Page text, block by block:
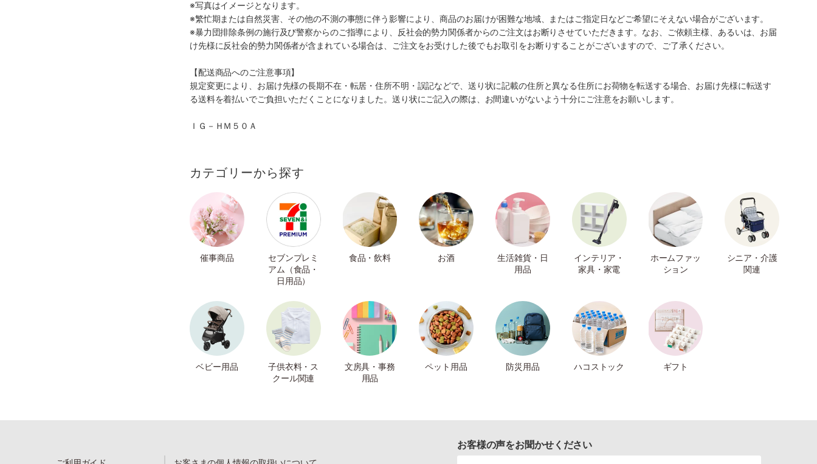
※写真はイメージとなります。
※繁忙期または自然災害、その他の不測の事態に伴う影響により、商品のお届けが困難な地域、またはご指定日などご希望にそえない場合がございます。
※暴力団排除条例の施行及び警察からのご指導により、反社会的勢力関係者からのご注文はお断りさせていただきます。なお、ご依頼主様、あるいは、お届
け先様に反社会的勢力関係者が含まれている場合は、ご注文をお受けした後でもお取引をお断りすることがございますので、ご了承ください。
【配送商品へのご注意事項】
規定変更により、お届け先様の長期不在・転居・住所不明・誤記などで、送り状に記載の住所と異なる住所にお荷物を転送する場合、お届け先様に転送す
る送料を着払いでご負担いただくことになりました。送り状にご記入の際は、お間違いがないよう十分にご注意をお願いします。
ＩＧ－ＨＭ５０Ａ
カテゴリーから探す
催事商品
セブンプレミ
アム（食品・
日用品）
食品・飲料 お酒
生活雑貨・日
用品
インテリア・
家具・家電
ホームファッ
ション
シニア・介護
関連
ベビー用品
子供衣料・ス
クール関連
文房具・事務
用品
ペット用品 防災用品 ハコストック ギフト
お客様の声をお聞かせください